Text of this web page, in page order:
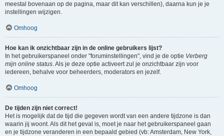
meestal bovenaan op de pagina, maar dit kan verschillen), daarna kun je je
instellingen wijzigen.
Omhoog
Hoe kan ik onzichtbaar zijn in de online gebruikers lijst?
In het gebruikerspaneel onder "foruminstellingen", vind je de optie Verberg
mijn online status. Als je deze optie activeert zul je onzichtbaar zijn voor
iedereen, behalve voor beheerders, moderators en jezelf.
Omhoog
De tijden zijn niet correct!
Het is mogelijk dat de tijd die gegeven wordt van een andere tijdzone is dan
waarin jij woont. Als dit het geval is, moet je naar het gebruikerspaneel gaan
en je tijdzone veranderen in een bepaald gebied (vb: Amsterdam, New York,